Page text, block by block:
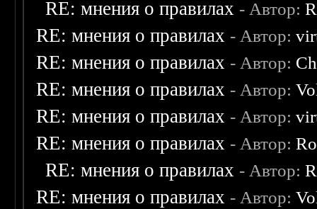
RE: мнения о правилах - Автор:
RE: мнения о правилах - Автор:
RE: мнения о правилах - Автор:
RE: мнения о правилах - Автор:
RE: мнения о правилах - Автор:
RE: мнения о правилах - Автор:
RE: мнения о правилах - Автор:
RE: мнения о правилах - Автор: